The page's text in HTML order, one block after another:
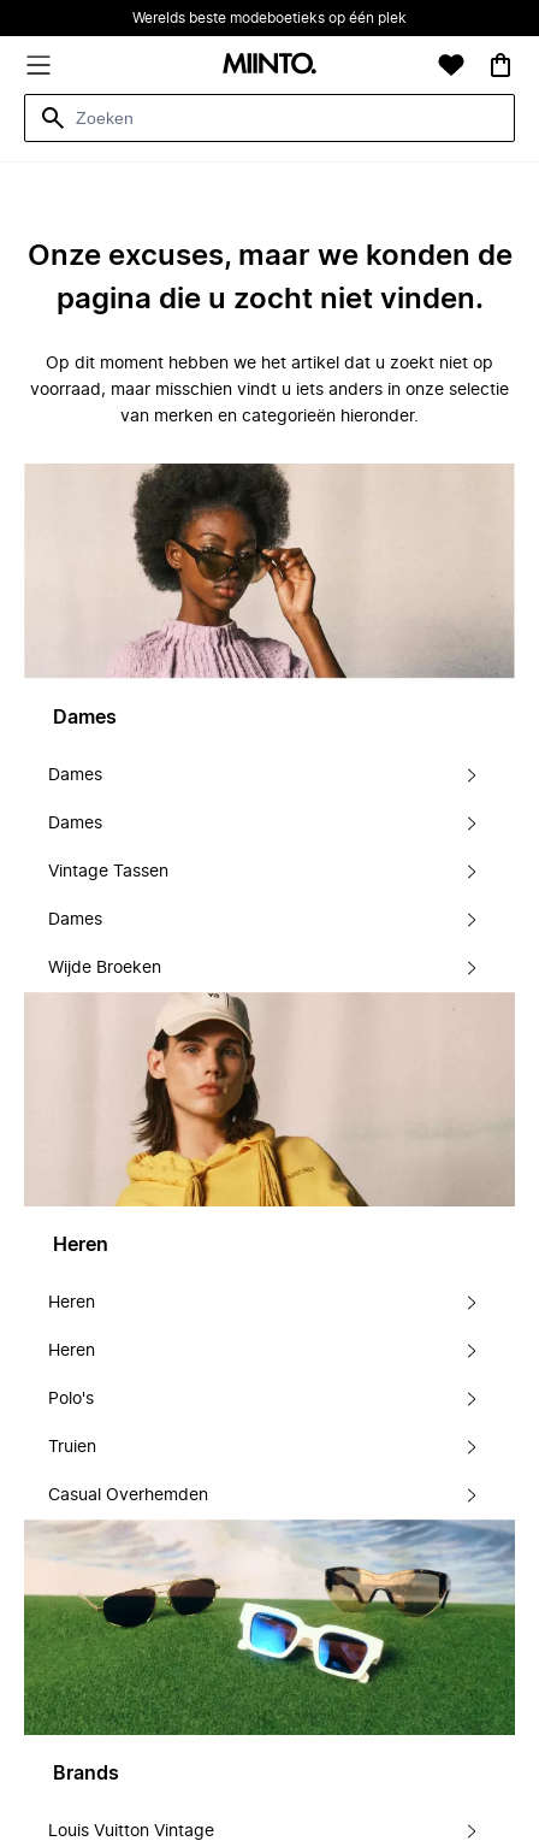
Werelds beste modeboetieks op één plek
Onze excuses, maar we konden de
pagina die u zocht niet vinden.
Op dit moment hebben we het artikel dat u zoekt niet op
voorraad, maar misschien vindt u iets anders in onze selectie
van merken en categorieën hieronder.
Dames
Dames
Dames
Vintage Tassen
Dames
Wijde Broeken
Heren
Heren
Heren
Polo's
Truien
Casual Overhemden
Brands
Louis Vuitton Vintage